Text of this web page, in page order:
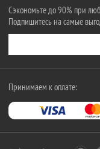
Сэкономьте до 90% при
Подпишитесь на самые
Принимаем к оплате: